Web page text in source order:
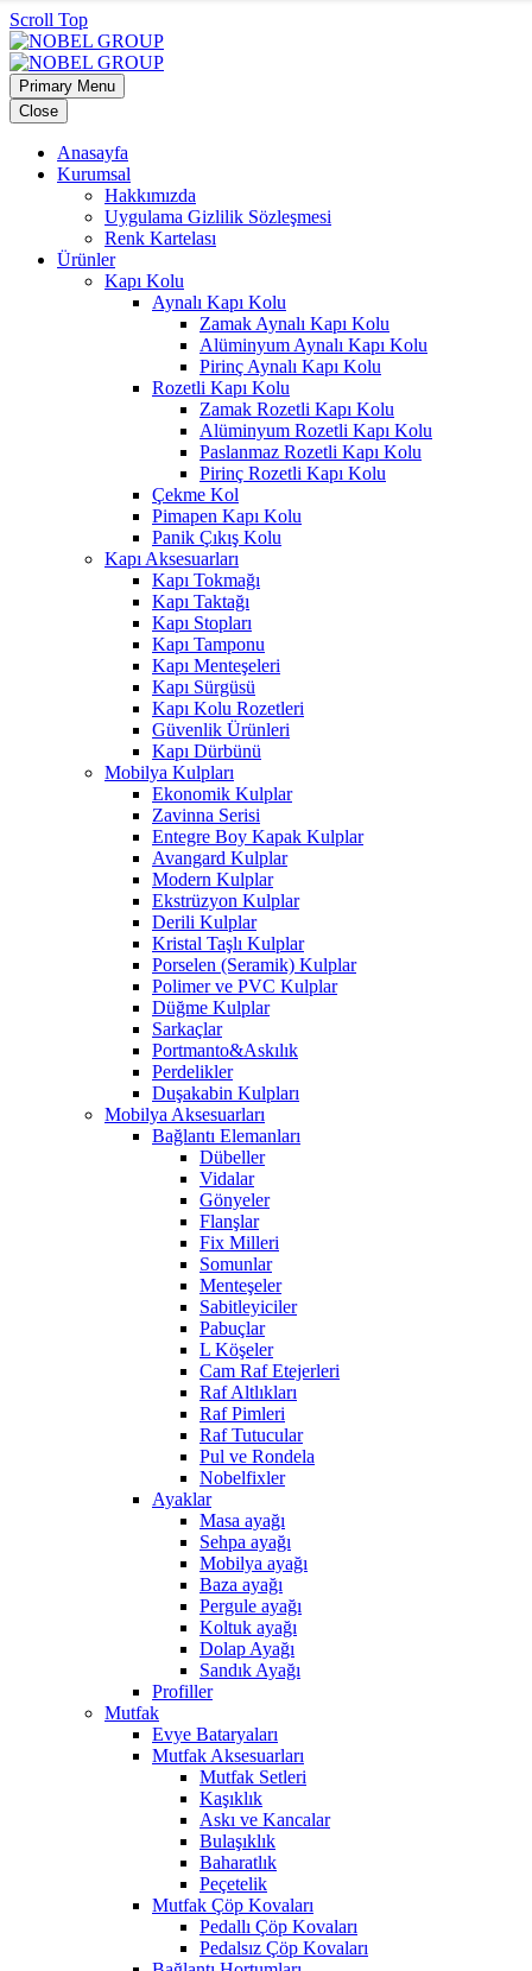
Scroll Top
Primary Menu
Close
Anasayfa
Kurumsal
Hakkımızda
Uygulama Gizlilik Sözleşmesi
Renk Kartelası
Ürünler
Kapı Kolu
Aynalı Kapı Kolu
Zamak Aynalı Kapı Kolu
Alüminyum Aynalı Kapı Kolu
Pirinç Aynalı Kapı Kolu
Rozetli Kapı Kolu
Zamak Rozetli Kapı Kolu
Alüminyum Rozetli Kapı Kolu
Paslanmaz Rozetli Kapı Kolu
Pirinç Rozetli Kapı Kolu
Çekme Kol
Pimapen Kapı Kolu
Panik Çıkış Kolu
Kapı Aksesuarları
Kapı Tokmağı
Kapı Taktağı
Kapı Stopları
Kapı Tamponu
Kapı Menteşeleri
Kapı Sürgüsü
Kapı Kolu Rozetleri
Güvenlik Ürünleri
Kapı Dürbünü
Mobilya Kulpları
Ekonomik Kulplar
Zavinna Serisi
Entegre Boy Kapak Kulplar
Avangard Kulplar
Modern Kulplar
Ekstrüzyon Kulplar
Derili Kulplar
Kristal Taşlı Kulplar
Porselen (Seramik) Kulplar
Polimer ve PVC Kulplar
Düğme Kulplar
Sarkaçlar
Portmanto&Askılık
Perdelikler
Duşakabin Kulpları
Mobilya Aksesuarları
Bağlantı Elemanları
Dübeller
Vidalar
Gönyeler
Flanşlar
Fix Milleri
Somunlar
Menteşeler
Sabitleyiciler
Pabuçlar
L Köşeler
Cam Raf Etejerleri
Raf Altlıkları
Raf Pimleri
Raf Tutucular
Pul ve Rondela
Nobelfixler
Ayaklar
Masa ayağı
Sehpa ayağı
Mobilya ayağı
Baza ayağı
Pergule ayağı
Koltuk ayağı
Dolap Ayağı
Sandık Ayağı
Profiller
Mutfak
Evye Bataryaları
Mutfak Aksesuarları
Mutfak Setleri
Kaşıklık
Askı ve Kancalar
Bulaşıklık
Baharatlık
Peçetelik
Mutfak Çöp Kovaları
Pedallı Çöp Kovaları
Pedalsız Çöp Kovaları